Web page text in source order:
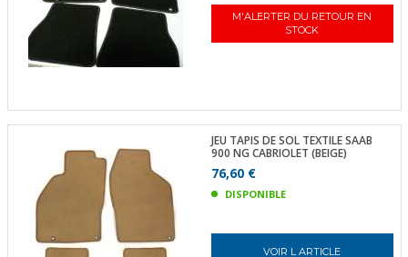
M'ALERTER DU RETOUR EN
STOCK
JEU TAPIS DE SOL TEXTILE SAAB
900 NG CABRIOLET (BEIGE)
76,60 €
DISPONIBLE
VOIR L ARTICLE